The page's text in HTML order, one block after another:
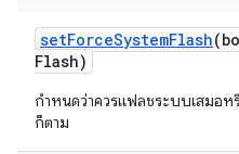
setForceSystemFlash
Flash)
กำหนดว่าควรแฟลชระบบเสมอ
ก็ตาม